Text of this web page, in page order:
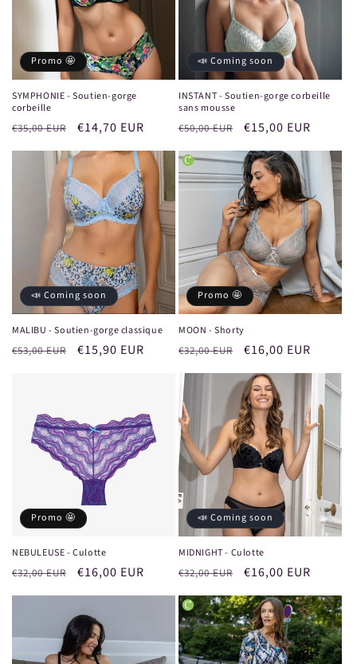
Promo 🤩
SYMPHONIE - Soutien-gorge
corbeille
Prix
habituel
€35,00 EUR
Prix
promotionnel
€14,70 EUR
📣 Coming soon
INSTANT - Soutien-gorge corbeille
sans mousse
Prix
habituel
€50,00 EUR
Prix
promotionnel
€15,00 EUR
📣 Coming soon
MALIBU - Soutien-gorge classique
Prix
€53,00 EUR
Prix
€15,90 EUR
Promo 🤩
MOON - Shorty
Prix
habituel
€32,00 EUR
Prix
promotionnel
€16,00 EUR
Promo 🤩
NEBULEUSE - Culotte
Prix
habituel
€32,00 EUR
Prix
promotionnel
€16,00 EUR
📣 Coming soon
MIDNIGHT - Culotte
Prix
habituel
€32,00 EUR
Prix
promotionnel
€16,00 EUR